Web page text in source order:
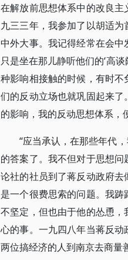
在解放前思想体系中的改良
九三三年，我参加了以胡适
中外大事。我记得经常在会中
只是坐在那儿静听他们的‘高
种影响相接触的时候，有时
们的反动立场也就巩固起来
的影响，我的反动思想体系，
“应当承认，在那些年代
的答案了。我不但对于思想
论社的社员到了蒋反动政府
是一个很费思索的问题。我
不坚定，但也由于他的怂恿
心的事。一九四八年当蒋反
两位搞经济的人到南京去商量